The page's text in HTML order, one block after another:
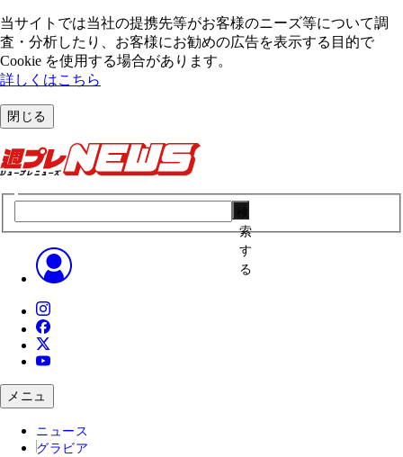
当サイトでは当社の提携先等がお客様のニーズ等について調
査・分析したり、お客様にお勧めの広告を表⽰する⽬的で
Cookie を使⽤する場合があります。
詳しくはこちら
閉じる
索
す
る
メニュ
ニュース
グラビア